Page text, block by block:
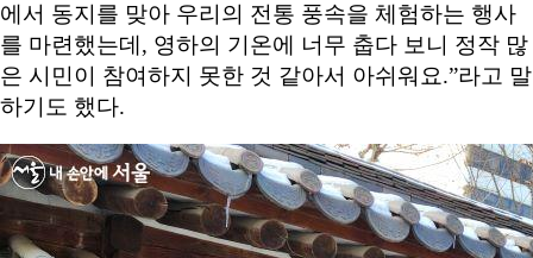
에서 동지를 맞아 우리의 전통 풍속을 체험하는 행사
를 마련했는데, 영하의 기온에 너무 춥다 보니 정작 많
은 시민이 참여하지 못한 것 같아서 아쉬워요.”라고 말
하기도 했다.